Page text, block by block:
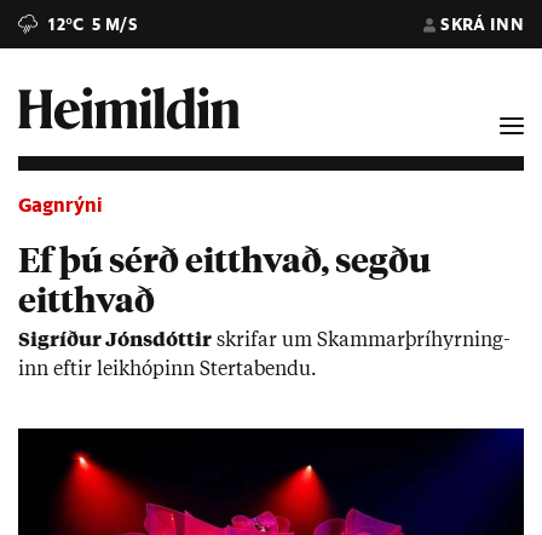
12°C 5 M/S SKRÁ INN
Gagnrýni
Ef þú sérð eitthvað, segðu
eitthvað
Sig­ríð­ur Jóns­dótt­ir skrif­ar um Skamm­ar­þrí­hyrn­ing­
inn eft­ir leik­hóp­inn Sterta­bendu.